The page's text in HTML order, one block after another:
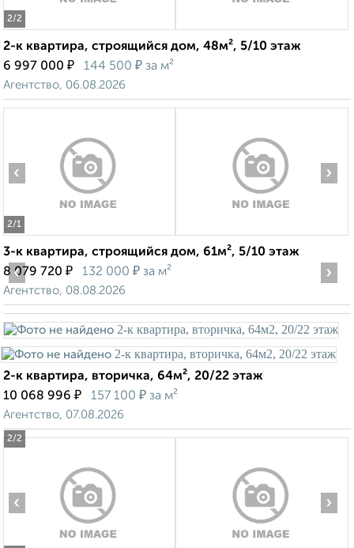
2/2
2-к квартира, строящийся дом, 48м², 5/10 этаж
6 997 000 ₽ 144 500 ₽ за м²
Агентство, 06.08.2026
2/1
‹ ›
3-к квартира, строящийся дом, 61м², 5/10 этаж
8 079 720 ₽ 132 000 ₽ за м²
Агентство, 08.08.2026
2/2
‹ ›
2-к квартира, вторичка, 64м², 20/22 этаж
10 068 996 ₽ 157 100 ₽ за м²
Агентство, 07.08.2026
‹ ›